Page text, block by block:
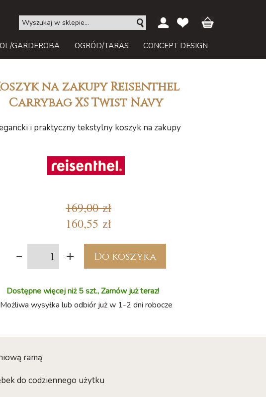
GARDEROBA OGRÓD/TARAS CONCEPT DESIGN
na zakupy Reisenthel
Carrybag XS Twist Navy
i praktyczny tekstylny koszyk na zakupy
169,00 zł
160,55 zł
- + Do koszyka
Dostępne więcej niż 5 szt., Zamów już teraz!
Możliwa wysyłka lub odbiór już w 1-2 dni robocze
ramą
do codziennego użytku